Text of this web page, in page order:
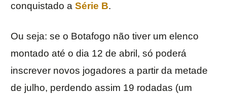
conquistado a Série B.
Ou seja: se o Botafogo não tiver um elenco
montado até o dia 12 de abril, só poderá
inscrever novos jogadores a partir da metade
de julho, perdendo assim 19 rodadas (um